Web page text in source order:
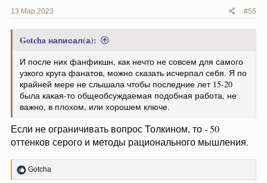
13 Мар 2023 #55
Gotcha написал(а):
И после них фанфикшн, как нечто не совсем для самого
узкого круга фанатов, можно сказать исчерпал себя. Я по
крайней мере не слышала чтобы последние лет 15-20
была какая-то общеобсуждаемая подобная работа, не
важно, в плохом, или хорошем ключе.
Если не ограничивать вопрос Толкином, то - 50
оттенков серого и методы рационального мышления.
Р
е
Gotcha